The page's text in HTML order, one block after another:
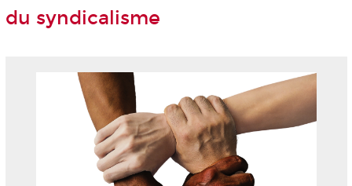
du syndicalisme